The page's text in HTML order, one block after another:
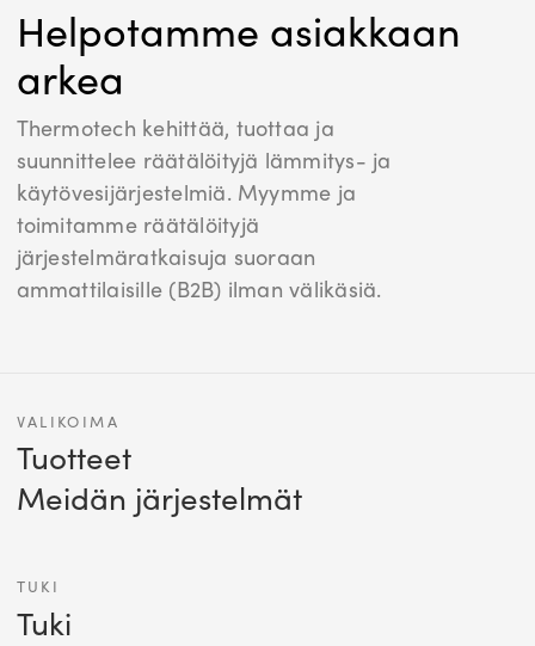
Helpotamme asiakkaan
arkea
Thermotech kehittää, tuottaa ja
suunnittelee räätälöityjä lämmitys- ja
käytövesijärjestelmiä. Myymme ja
toimitamme räätälöityjä
järjestelmäratkaisuja suoraan
ammattilaisille (B2B) ilman välikäsiä.
VALIKOIMA
Tuotteet
Meidän järjestelmät
TUKI
Tuki